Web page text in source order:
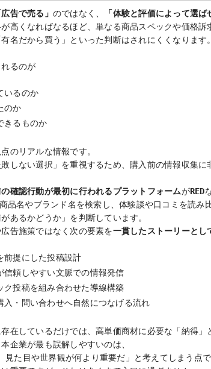
広告で売る」 のではなく、 「体験と評価によって選ば
高くなればなるほど、単なる商品スペックや価格訴
有名だから買う」といった判断はされにくくなります。
るのが
いるのか
のか
きるものか
のリアルな情報です。
しない選択」を重視するため、購入前の情報収集に
の確認行動が最初に行われるプラットフォームがRED
品名やブランド名を検索し、体験談や口コミを読み
あるかどうか」を判断しています。
告施策ではなく次の要素を一貫したストーリーとし
前提にした投稿設計
信頼しやすい文脈での情報発信
ク投稿を組み合わせた導線構築
入・問い合わせへ自然につなげる流れ
在しているだけでは、高単価商材に必要な「納得」
企業が最も誤解しやすいのは、
、見た目や世界観が何より重要だ」と考えてしまう点で